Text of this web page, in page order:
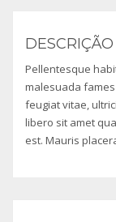
DESCRIÇÃO
Pellentesque
malesuada
feugiat vitae,
libero sit amet
est. Mauris